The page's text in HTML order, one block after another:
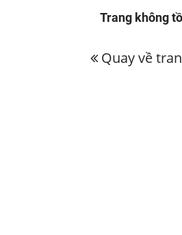
Trang không
Quay về